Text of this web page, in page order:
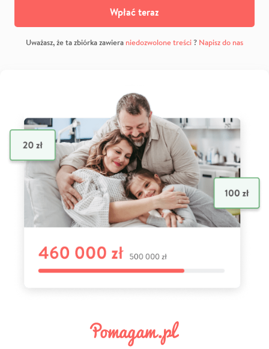
Wpłać teraz
Uważasz, że ta zbiórka zawiera niedozwolone treści? Napisz do nas